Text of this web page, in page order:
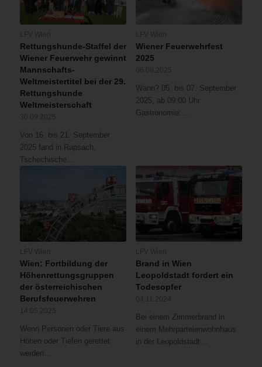
Rettungshunde-Staffel der
Wiener Feuerwehr gewinnt
Mannschafts-
Weltmeistertitel bei der 29.
Rettungshunde
Weltmeisterschaft
Von 16. bis 21. September
2025 fand in Rapsach,
Tschechische…
Wiener Feuerwehrfest
2025
Wann? 05. bis 07. September
2025, ab 09:00 Uhr
Gastronomie:…
Wien: Fortbildung der
Höhenrettungsgruppen
der österreichischen
Berufsfeuerwehren
Wenn Personen oder Tiere aus
Höhen oder Tiefen gerettet
werden…
Brand in Wien
Leopoldstadt fordert ein
Todesopfer
Bei einem Zimmerbrand in
einem Mehrparteienwohnhaus
in der Leopoldstadt…